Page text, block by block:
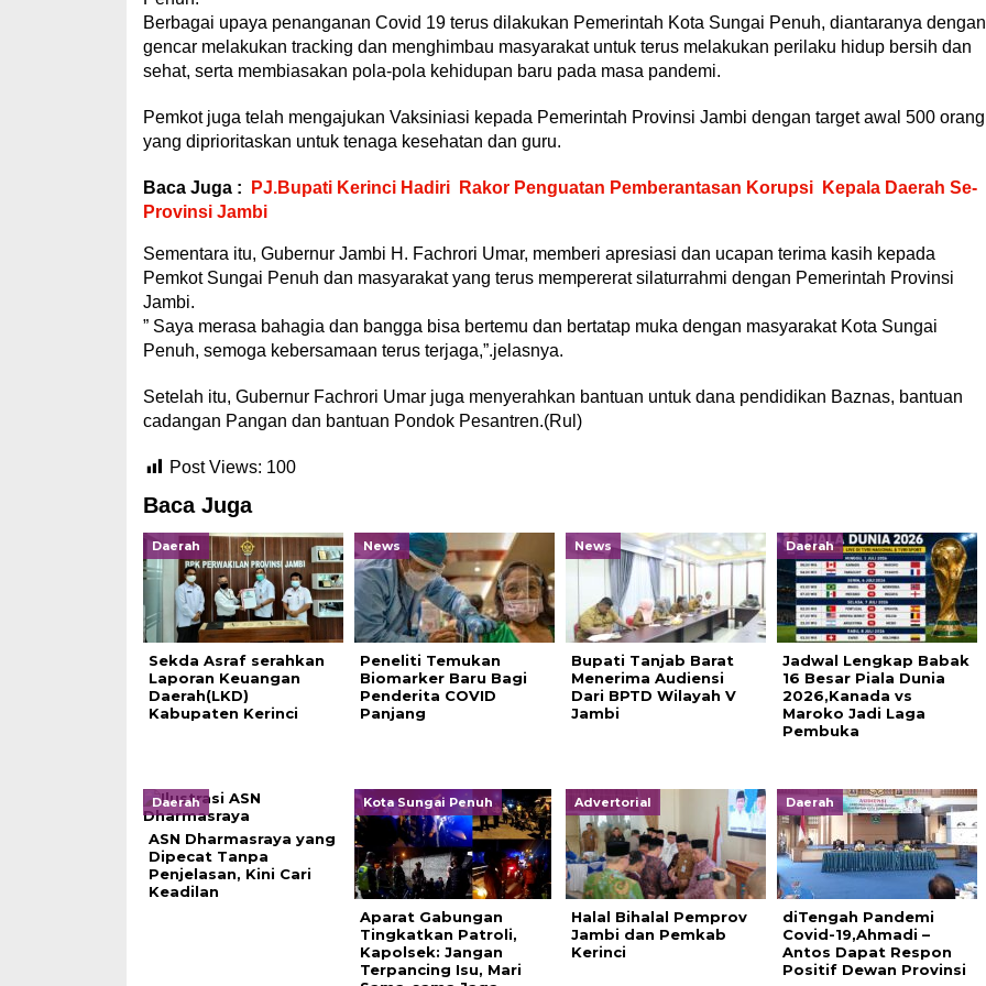
Berbagai upaya penanganan Covid 19 terus dilakukan Pemerintah Kota Sungai Penuh, diantaranya dengan
gencar melakukan tracking dan menghimbau masyarakat untuk terus melakukan perilaku hidup bersih dan
sehat, serta membiasakan pola-pola kehidupan baru pada masa pandemi.
Pemkot juga telah mengajukan Vaksiniasi kepada Pemerintah Provinsi Jambi dengan target awal 500
yang diprioritaskan untuk tenaga kesehatan dan guru.
Baca Juga :
PJ.Bupati Kerinci Hadiri Rakor Penguatan Pemberantasan Korupsi Kepala Daerah Se-
Provinsi Jambi
Sementara itu, Gubernur Jambi H. Fachrori Umar, memberi apresiasi dan ucapan terima kasih kepada
Pemkot Sungai Penuh dan masyarakat yang terus mempererat silaturrahmi dengan Pemerintah Provinsi
Jambi.
” Saya merasa bahagia dan bangga bisa bertemu dan bertatap muka dengan masyarakat Kota Sungai
Penuh, semoga kebersamaan terus terjaga,”.jelasnya.
Setelah itu, Gubernur Fachrori Umar juga menyerahkan bantuan untuk dana pendidikan Baznas, bantuan
cadangan Pangan dan bantuan Pondok Pesantren.(Rul)
Post Views: 100
Baca Juga
Daerah
Sekda Asraf serahkan
Laporan Keuangan
Daerah(LKD)
Kabupaten Kerinci
News
Peneliti Temukan
Biomarker Baru Bagi
Penderita COVID
Panjang
News
Bupati Tanjab Barat
Menerima Audiensi
Dari BPTD Wilayah V
Jambi
Daerah
Jadwal Lengkap Babak
16 Besar Piala Dunia
2026,Kanada vs
Maroko Jadi Laga
Pembuka
Daerah
ASN Dharmasraya yang
Dipecat Tanpa
Penjelasan, Kini Cari
Keadilan
Kota Sungai Penuh
Aparat Gabungan
Tingkatkan Patroli,
Kapolsek: Jangan
Terpancing Isu, Mari
Advertorial
Halal Bihalal Pemprov
Jambi dan Pemkab
Kerinci
Daerah
diTengah Pandemi
Covid-19,Ahmadi –
Antos Dapat Respon
Positif Dewan Provinsi